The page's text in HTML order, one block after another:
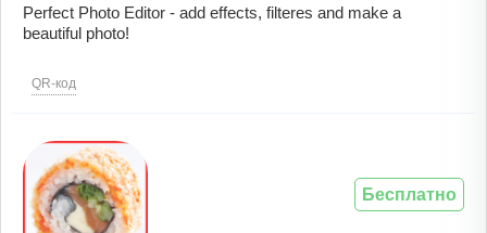
Perfect Photo Editor - add effects, filteres and make a
beautiful photo!
QR-код
Бесплатно